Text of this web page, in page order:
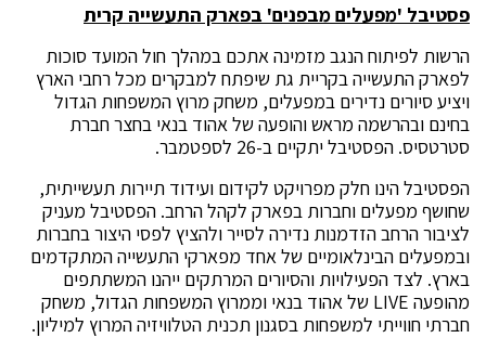
פסטיבל 'מפעלים מבפנים' בפארק התעשייה קרית
הרשות לפיתוח הנגב מזמינה אתכם במהלך חול המועד סוכות
לפארק התעשייה בקריית גת שיפתח למבקרים מכל רחבי הארץ
ויציע סיורים נדירים במפעלים, משחק מרוץ המשפחות הגדול
בחינם ובהרשמה מראש והופעה של אהוד בנאי בחצר חברת
סטרטסיס. הפסטיבל יתקיים ב-26 לספטמבר.
הפסטיבל הינו חלק מפרויקט לקידום ועידוד תיירות תעשייתית,
שחושף מפעלים וחברות בפארק לקהל הרחב. הפסטיבל מעניק
לציבור הרחב הזדמנות נדירה לסייר ולהציץ לפסי היצור בחברות
ובמפעלים הבינלאומיים של אחד מפארקי התעשייה המתקדמים
בארץ. לצד הפעילויות והסיורים המרתקים ייהנו המשתתפים
מהופעה LIVE של אהוד בנאי וממרוץ המשפחות הגדול, משחק
חברתי חווייתי למשפחות בסגנון תכנית הטלוויזיה המרוץ למיליון.